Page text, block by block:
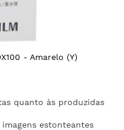
- Amarelo (Y)
quanto às produzidas
estonteantes